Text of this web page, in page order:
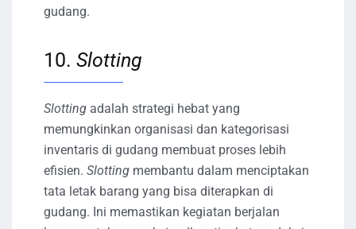
gudang.
10. Slotting
Slotting adalah strategi hebat yang
memungkinkan organisasi dan kategorisasi
inventaris di gudang membuat proses lebih
efisien. Slotting membantu dalam menciptakan
tata letak barang yang bisa diterapkan di
gudang. Ini memastikan kegiatan berjalan